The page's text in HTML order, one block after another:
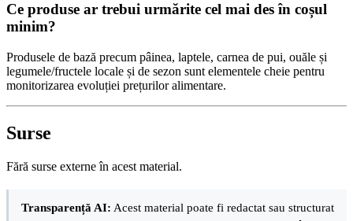
Ce produse ar trebui urmărite cel mai des în coșul
minim?
Produsele de bază precum pâinea, laptele, carnea de pui, ouăle și
legumele/fructele locale și de sezon sunt elementele cheie pentru
monitorizarea evoluției prețurilor alimentare.
Surse
Fără surse externe în acest material.
Transparență AI: Acest material poate fi redactat sau structurat